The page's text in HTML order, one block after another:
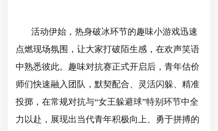
活动伊始，热身破冰环节的趣味小游戏迅速
点燃现场氛围，让大家打破陌生感，在欢声笑语
中熟悉彼此。趣味对抗赛正式开启后，青年估价
师们快速融入团队，默契配合、灵活闪躲、精准
投掷，在常规对抗与“女王躲避球”特别环节中全
力以赴，展现出当代青年积极向上、勇于拼搏的